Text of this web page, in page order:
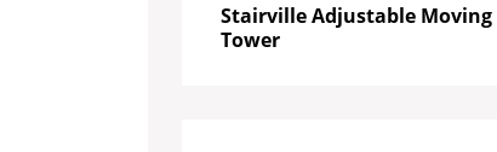
Stairville Adjustable Moving
Tower